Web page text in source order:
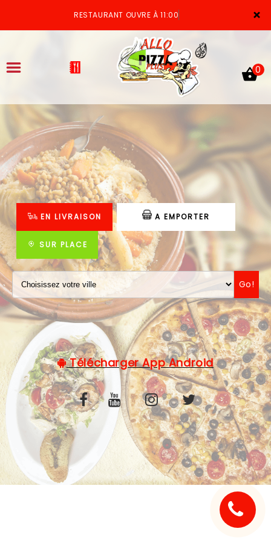
×
RESTAURANT OUVRE À 11:00
ACCUEIL
LA CARTE
VOTRE COMPTE
NOTRE RESTAURANT
VOS AVIS
MENTIONS LÉGALES
0
EN LIVRAISON A EMPORTER
SUR PLACE
Go!
Télécharger App Android